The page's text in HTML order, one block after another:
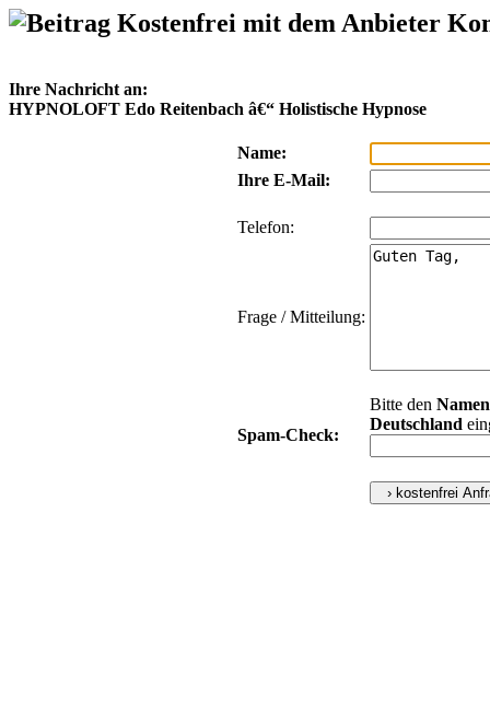
Kostenfrei mit dem Anbieter
Ihre Nachricht an:
HYPNOLOFT Edo Reitenbach â€“ Holistische Hypnose
Name:
Ihre E-Mail:
Telefon:
Frage / Mitteilung:
Spam-Check:
Bitte den Namen
Deutschland